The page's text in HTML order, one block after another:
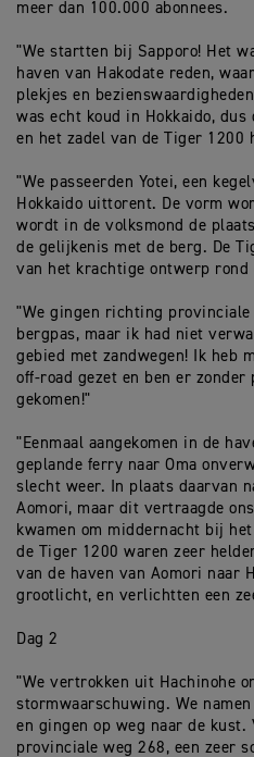
meer dan 100.000 abonnees.
"We startten bij Sapporo! Het
haven van Hakodate reden,
plekjes en
was echt koud in Hokkaido, dus
en het zadel van de Tiger 1200
"We passeerden Yotei, een
Hokkaido uittorent. De vorm
wordt in de volksmond de
de gelijkenis met de berg. De
van het krachtige ontwerp rond
"We gingen richting provinciale
bergpas, maar ik had niet
gebied met zandwegen! Ik heb
off-road gezet en ben er zonder
gekomen!"
"Eenmaal aangekomen in de
geplande ferry naar Oma
slecht weer. In plaats daarvan
Aomori, maar dit vertraagde
kwamen om middernacht bij
de Tiger 1200 waren zeer
van de haven van Aomori naar
grootlicht, en verlichtten een
Dag 2
"We vertrokken uit Hachinohe
stormwaarschuwing. We
en gingen op weg naar de kust.
provinciale weg 268, een zeer